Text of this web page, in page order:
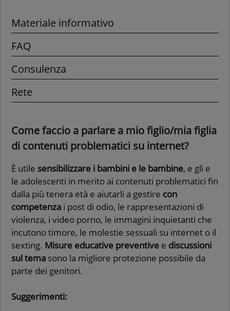
Materiale informativo
FAQ
Consulenza
Rete
Come faccio a parlare a mio figlio/mia figlia
di contenuti problematici su internet?
È utile sensibilizzare i bambini e le bambine, e gli e
le adolescenti in merito ai contenuti problematici fin
dalla più tenera età e aiutarli a gestire con
competenza i post di odio, le rappresentazioni di
violenza, i video porno, le immagini inquietanti che
incutono timore, le molestie sessuali su internet o il
sexting. Misure educative preventive e discussioni
sul tema sono la migliore protezione possibile da
parte dei genitori.
Suggerimenti: